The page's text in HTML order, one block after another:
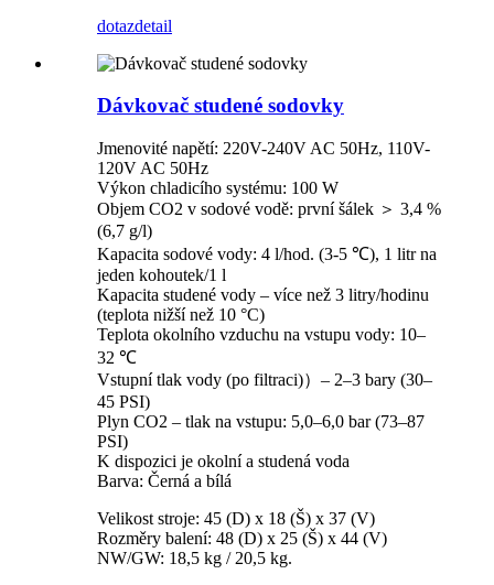
dotazdetail
Dávkovač studené sodovky
Jmenovité napětí: 220V-240V AC 50Hz, 110V-
120V AC 50Hz
Výkon chladicího systému: 100 W
Objem CO2 v sodové vodě: první šálek ＞ 3,4 %
(6,7 g/l)
Kapacita sodové vody: 4 l/hod. (3-5 ℃), 1 litr na
jeden kohoutek/1 l
Kapacita studené vody – více než 3 litry/hodinu
(teplota nižší než 10 °C)
Teplota okolního vzduchu na vstupu vody: 10–
32 ℃
Vstupní tlak vody (po filtraci)）– 2–3 bary (30–
45 PSI)
Plyn CO2 – tlak na vstupu: 5,0–6,0 bar (73–87
PSI)
K dispozici je okolní a studená voda
Barva: Černá a bílá
Velikost stroje: 45 (D) x 18 (Š) x 37 (V)
Rozměry balení: 48 (D) x 25 (Š) x 44 (V)
NW/GW: 18,5 kg / 20,5 kg.